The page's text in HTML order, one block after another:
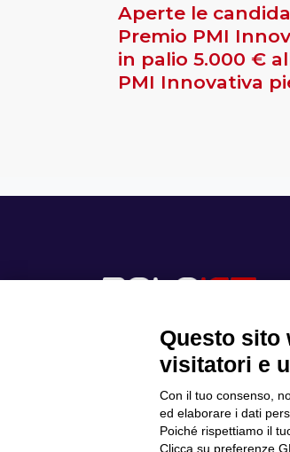
Aperte le
Premio PMI
in palio 5.000 €
PMI Innovativa
Privacy Policy
Cookie Policy
Questo sito
visitatori e
Con il tuo consenso,
ed elaborare i dati
Poiché rispettiamo il
Clicca su preferenze